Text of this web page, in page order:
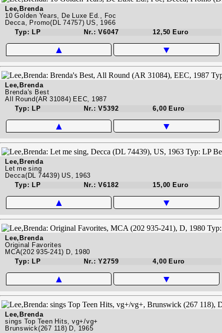
Lee,Brenda
10 Golden Years, De Luxe Ed., Foc
Decca, Promo(DL 74757) US, 1966
Typ: LP
Nr.: V6047 12,50 Euro
▲ ▼
Lee,Brenda
Brenda's Best
All Round(AR 31084) EEC, 1987
Typ: LP
Nr.: V5392 6,00 Euro
▲ ▼
Lee,Brenda
Let me sing
Decca(DL 74439) US, 1963
Typ: LP
Nr.: V6182 15,00 Euro
▲ ▼
Lee,Brenda
Original Favorites
MCA(202 935-241) D, 1980
Typ: LP
Nr.: Y2759 4,00 Euro
▲ ▼
Lee,Brenda
sings Top Teen Hits, vg+/vg+
Brunswick(267 118) D, 1965